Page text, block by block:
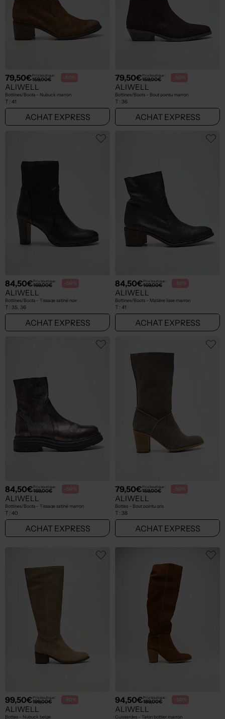
79,50€Prix boutique :
159,00€ -50%
ALIWELL
Bottines/Boots - Nubuck marron
T : 41
ACHAT EXPRESS
79,50€Prix boutique :
159,00€ -50%
ALIWELL
Bottines/Boots - Bout pointu marron
T : 36
ACHAT EXPRESS
84,50€Prix boutique :
169,00€ -50%
ALIWELL
Bottines/Boots - Tissage satiné noir
T : 35, 36
ACHAT EXPRESS
84,50€Prix boutique :
169,00€ -50%
ALIWELL
Bottines/Boots - Matière lisse marron
T : 41
ACHAT EXPRESS
84,50€Prix boutique :
169,00€ -50%
ALIWELL
Bottines/Boots - Tissage satiné marron
T : 40
ACHAT EXPRESS
79,50€Prix boutique :
159,00€ -50%
ALIWELL
Bottes - Bout pointu gris
T : 38
ACHAT EXPRESS
99,50€Prix boutique :
199,00€ -50%
ALIWELL
Bottes - Nubuck beige
94,50€Prix boutique :
189,00€ -50%
ALIWELL
Cuissardes - Talon bottier marron